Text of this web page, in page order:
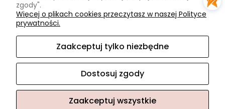
Na skróty
Promocje
Sklep internetowy Shoper.pl
zgody".
Więcej o plikach cookies przeczytasz w naszej Polityce
prywatności.
Zaakceptuj tylko niezbędne
Dostosuj zgody
Zaakceptuj wszystkie